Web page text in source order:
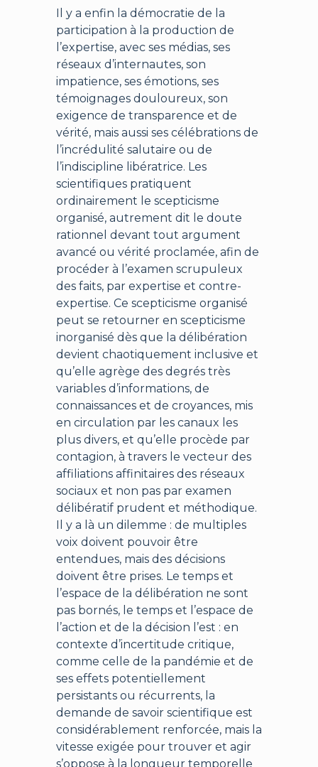
Il y a enfin la démocratie de la
participation à la production de
l’expertise, avec ses médias, ses
réseaux d’internautes, son
impatience, ses émotions, ses
témoignages douloureux, son
exigence de transparence et de
vérité, mais aussi ses célébrations de
l’incrédulité salutaire ou de
l’indiscipline libératrice. Les
scientifiques pratiquent
ordinairement le scepticisme
organisé, autrement dit le doute
rationnel devant tout argument
avancé ou vérité proclamée, afin de
procéder à l’examen scrupuleux
des faits, par expertise et contre-
expertise. Ce scepticisme organisé
peut se retourner en scepticisme
inorganisé dès que la délibération
devient chaotiquement inclusive et
qu’elle agrège des degrés très
variables d’informations, de
connaissances et de croyances, mis
en circulation par les canaux les
plus divers, et qu’elle procède par
contagion, à travers le vecteur des
affiliations affinitaires des réseaux
sociaux et non pas par examen
délibératif prudent et méthodique.
Il y a là un dilemme : de multiples
voix doivent pouvoir être
entendues, mais des décisions
doivent être prises. Le temps et
l’espace de la délibération ne sont
pas bornés, le temps et l’espace de
l’action et de la décision l’est : en
contexte d’incertitude critique,
comme celle de la pandémie et de
ses effets potentiellement
persistants ou récurrents, la
demande de savoir scientifique est
considérablement renforcée, mais la
vitesse exigée pour trouver et agir
s’oppose à la longueur temporelle